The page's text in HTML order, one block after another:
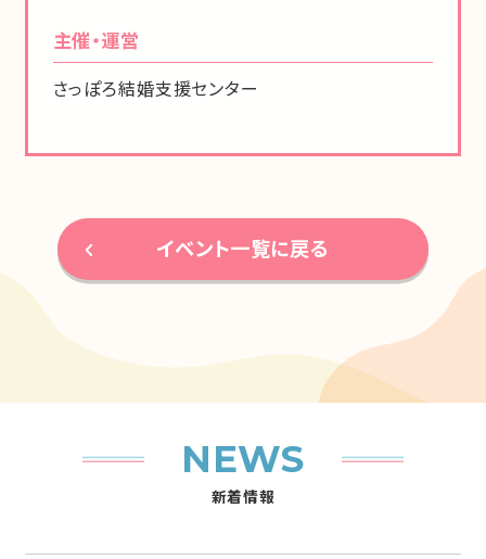
主催・運営
さっぽろ結婚支援センター
イベント一覧に戻る
NEWS
新着情報